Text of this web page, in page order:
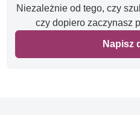
Niezależnie od tego, czy
czy dopiero zaczynasz
Napisz